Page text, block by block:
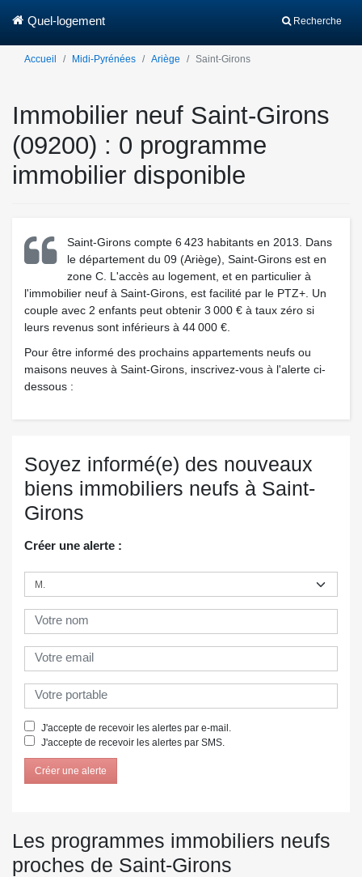
Recherche
Quel-logement
Accueil Midi-Pyrénées Ariège Saint-Girons
Immobilier neuf Saint-Girons
(09200) : 0 programme
immobilier disponible
Saint-Girons compte 6 423 habitants en 2013. Dans
le département du 09 (Ariège), Saint-Girons est en
zone C. L'accès au logement, et en particulier à
l'immobilier neuf à Saint-Girons, est facilité par le PTZ+. Un
couple avec 2 enfants peut obtenir 3 000 € à taux zéro si
leurs revenus sont inférieurs à 44 000 €.
Pour être informé des prochains appartements neufs ou
maisons neuves à Saint-Girons, inscrivez-vous à l'alerte ci-
dessous :
Soyez informé(e) des nouveaux
biens immobiliers neufs à Saint-
Girons
Créer une alerte :
J'accepte de recevoir les alertes par e-mail.
J'accepte de recevoir les alertes par SMS.
Créer une alerte
Les programmes immobiliers neufs
proches de Saint-Girons